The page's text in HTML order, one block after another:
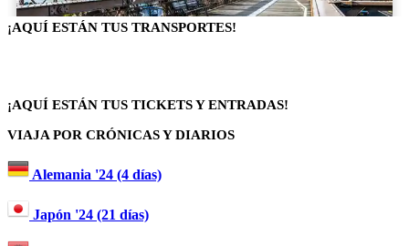
¡AQUÍ ESTÁN TUS TRANSPORTES!
¡AQUÍ ESTÁN TUS TICKETS Y ENTRADAS!
VIAJA POR CRÓNICAS Y DIARIOS
Alemania '24 (4 días)
Japón '24 (21 días)